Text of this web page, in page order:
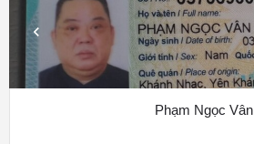
Phạm Ngọc Vân